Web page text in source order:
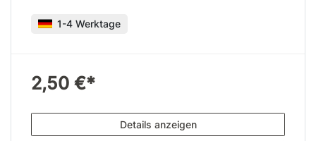
1-4 Werktage
2,50 €*
Details anzeigen